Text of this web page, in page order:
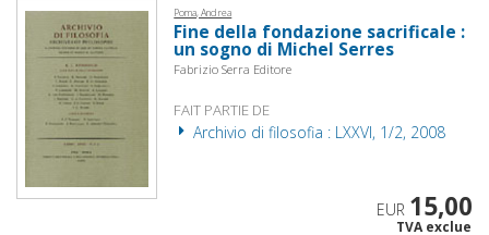
Poma, Andrea
Fine della fondazione sacrificale :
un sogno di Michel Serres
Fabrizio Serra Editore
FAIT PARTIE DE
Archivio di filosofia : LXXVI, 1/2, 2008
EUR 15,00
TVA exclue